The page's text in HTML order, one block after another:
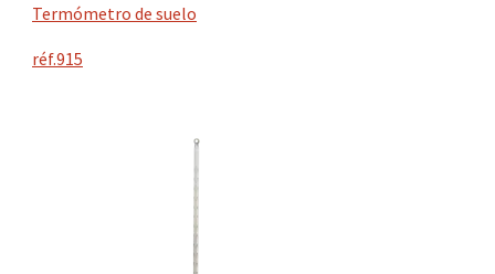
Termómetro de suelo
réf.915